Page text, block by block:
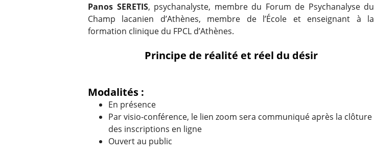
Panos SERETIS, psychanalyste, membre du Forum de Psychanalyse du
Champ lacanien d’Athènes, membre de l’École et enseignant à la
formation clinique du FPCL d’Athènes.
Principe de réalité et réel du désir
Modalités :
En présence
Par visio-conférence, le lien zoom sera communiqué après la clôture
des inscriptions en ligne
Ouvert au public